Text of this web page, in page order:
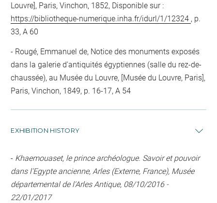
Louvre], Paris, Vinchon, 1852, Disponible sur :
https://bibliotheque-numerique.inha.fr/idurl/1/12324 , p.
33, A 60
Rougé, Emmanuel de, Notice des monuments exposés
dans la galerie d'antiquités égyptiennes (salle du rez-de-
chaussée), au Musée du Louvre, [Musée du Louvre, Paris],
Paris, Vinchon, 1849, p. 16-17, A 54
EXHIBITION HISTORY
- Khaemouaset, le prince archéologue. Savoir et pouvoir
dans l'Egypte ancienne, Arles (Externe, France), Musée
départemental de l'Arles Antique, 08/10/2016 -
22/01/2017